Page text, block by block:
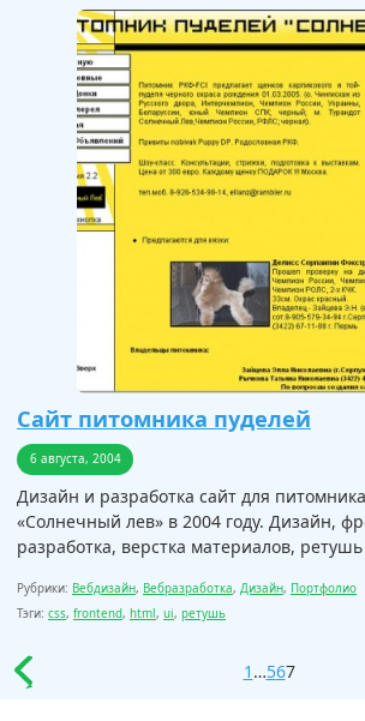
Сайт питомника пуделей
6 августа, 2004
Дизайн и разработка сайт для
«Солнечный лев» в 2004 году. Дизайн,
разработка, верстка материалов,
Рубрики: Вебдизайн, Вебразработка, Дизайн, Портфолио
Тэги: css, frontend, html, ui, ретушь
1 …567